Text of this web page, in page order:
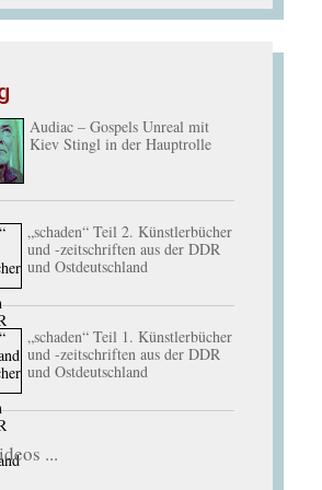
Audiac – Gospels Unreal mit
Kiev Stingl in der Hauptrolle
„schaden“ Teil 2. Künstlerbücher
und -zeitschriften aus der DDR
und Ostdeutschland
„schaden“ Teil 1. Künstlerbücher
und -zeitschriften aus der DDR
und Ostdeutschland
...